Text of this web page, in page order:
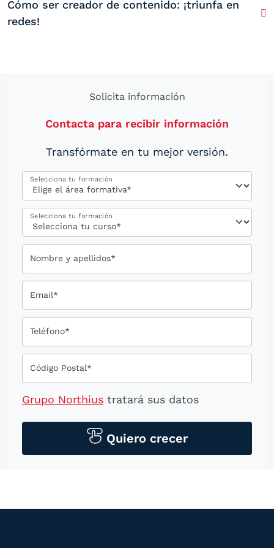
Cómo ser creador de contenido: ¡triunfa en
redes!
Solicita información
Contacta para recibir información
Transfórmate en tu mejor versión.
Selecciona tu formación
Selecciona tu formación
Nombre y apellidos*
Email*
Teléfono*
Código Postal*
Grupo Northius tratará sus datos
tecnológicos, incluso aplicaciones de
mensajería instantánea, con el fin de
otros directamente relacionados con el
Quiero crecer